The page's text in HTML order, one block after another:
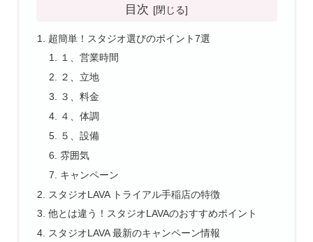
目次
超簡単！スタジオ選びのポイント7選
１、営業時間
２、立地
３、料金
４、体調
５、設備
雰囲気
キャンペーン
スタジオLAVA トライアル手稲店の特徴
他とは違う！スタジオLAVAのおすすめポイント
スタジオLAVA 最新のキャンペーン情報